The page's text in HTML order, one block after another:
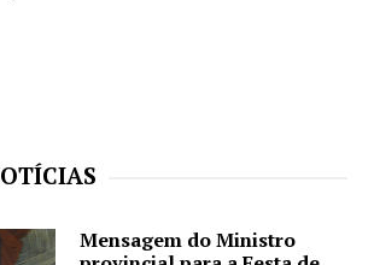
Mensagem do Ministro